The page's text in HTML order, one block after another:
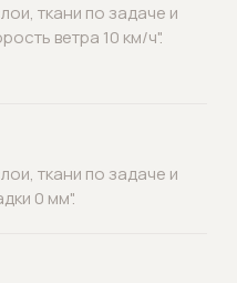
ткани по задаче и
ветра 10 км/ч".
ткани по задаче и
0 мм".